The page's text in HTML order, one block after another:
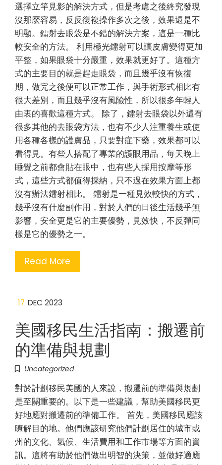
選擇立竿見影的解決方式，但是考慮之後終究發現
沒那麼容易，反反復複操作多次之後，效果還是不
明顯。鐳射去眼袋是不錯的解決方案，這是一種比
較安全的方法。 利用極光鐳射可以讓皮膚變得更加
平整，如果眼袋十分嚴重，效果就更好了。這種方
式的主要目的就是趕走眼袋，而且幾乎沒有恢復
期，做完之後便可以正常工作，與手術形式相比有
很大差別，而且幾乎沒有風險性，所以很多年輕人
由衷的喜歡這種方式。 除了，鐳射去眼袋以外還有
很多其他的去眼袋方法，也有不少人注重養生或使
用各種各樣的護膚品，只要對症下藥，效果都可以
看得見。有些人搭配了專業的護眼用品，每天晚上
睡覺之前都會貼在眼中，也有些人採用按摩等形
式，這些方式都值得採納，只不過在效果方面上都
沒有辦法鐳射相比。 鐳射是一種見效較快的方式，
幾乎沒有什麼副作用，對於人們的日後生活幾乎無
影響，安全更是它的主要優勢，見效快，不反彈同
樣是它的優勢之一。
Read More
17 DEC 2023
美國移民生活指南：搬遷前
的準備與規劃
Uncategorized
對於計劃移民美國的人來說，搬遷前的準備與規劃
是至關重要的。以下是一些建議，幫助美國移民更
好地應對搬遷前的準備工作。 首先，美國移民應該
瞭解目的地。他們應該研究他們計劃居住的城市或
州的文化、氣候、生活費用和工作市場等方面的資
訊。這將有助於他們做出明智的決策，並做好適應